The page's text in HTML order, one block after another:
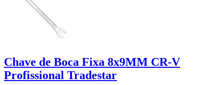
Chave de Boca Fixa 8x9MM CR-V
Profissional Tradestar